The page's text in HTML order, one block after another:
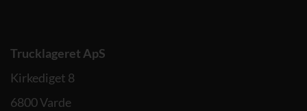
Trucklageret ApS
Kirkediget 8
6800 Varde